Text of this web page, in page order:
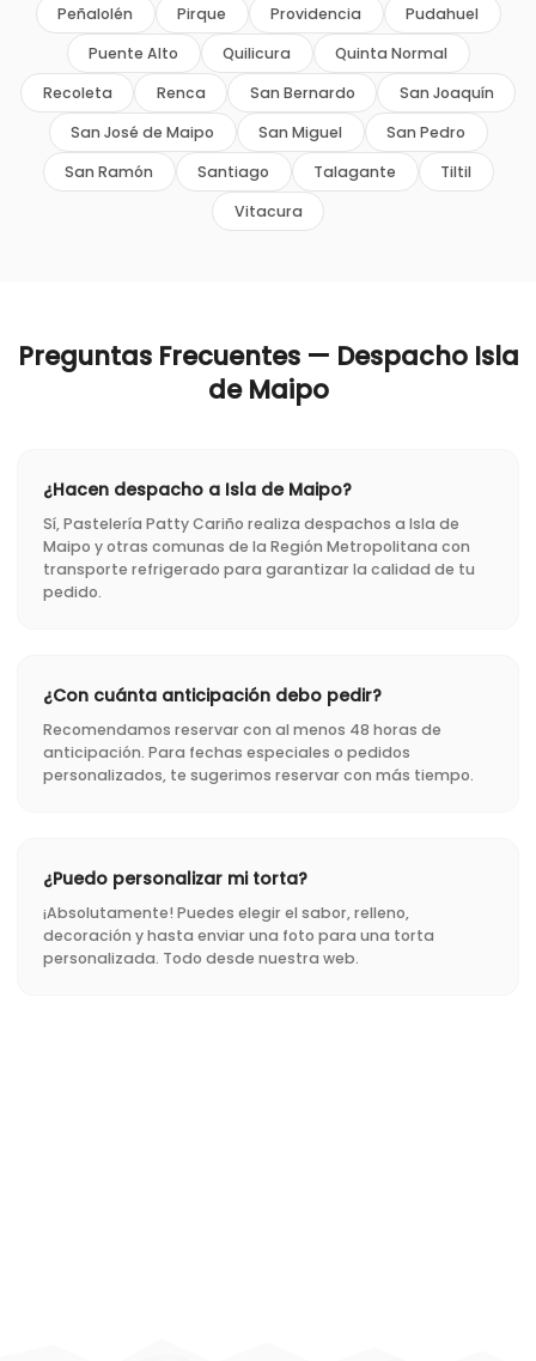
Peñalolén Pirque Providencia
Pudahuel
Puente Alto
Quilicura
Quinta Normal
Recoleta
Renca San Bernardo
San Joaquín
San José de Maipo
San Miguel
San Pedro
San Ramón
Santiago Talagante
Tiltil
Vitacura
Preguntas Frecuentes — Despacho Isla
de Maipo
¿Hacen despacho a Isla de Maipo?
Sí, Pastelería Patty Cariño realiza despachos a Isla de
Maipo y otras comunas de la Región Metropolitana con
transporte refrigerado para garantizar la calidad de tu
pedido.
¿Con cuánta anticipación debo pedir?
Recomendamos reservar con al menos 48 horas de
anticipación. Para fechas especiales o pedidos
personalizados, te sugerimos reservar con más tiempo.
¿Puedo personalizar mi torta?
¡Absolutamente! Puedes elegir el sabor, relleno,
decoración y hasta enviar una foto para una torta
personalizada. Todo desde nuestra web.